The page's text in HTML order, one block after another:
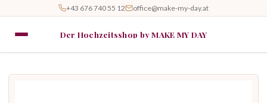
+43 676 740 55 12 office@make-my-day.at
Der Hochzeitsshop by MAKE MY DAY